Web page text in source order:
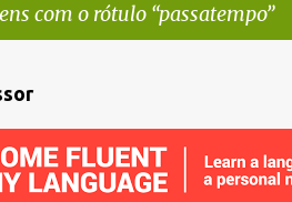
com o rótulo passatempo